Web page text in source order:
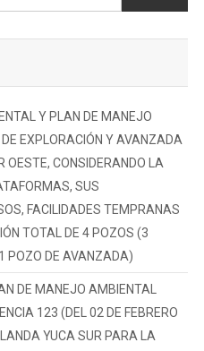
Y PLAN DE MANEJO
EXPLORACIÓN Y AVANZADA
OESTE, CONSIDERANDO LA
SUS
FACILIDADES TEMPRANAS
TOTAL DE 4 POZOS (3
POZO DE AVANZADA)
DE MANEJO AMBIENTAL
123 (DEL 02 DE FEBRERO
YUCA SUR PARA LA